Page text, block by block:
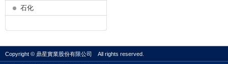
石化
Copyright © 鼎星實業股份有限公司 All rights reserved.